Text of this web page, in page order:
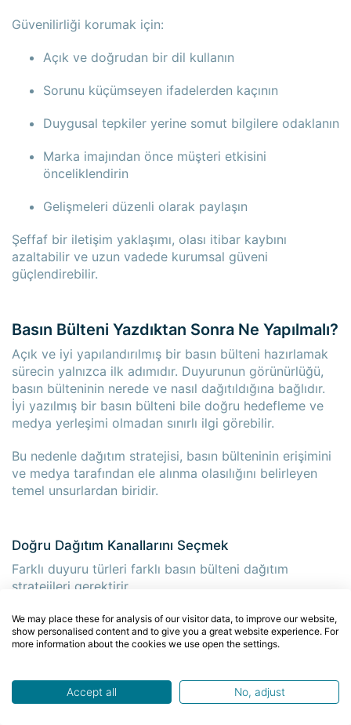
Güvenilirliği korumak için:
Açık ve doğrudan bir dil kullanın
Sorunu küçümseyen ifadelerden kaçının
Duygusal tepkiler yerine somut bilgilere odaklanın
Marka imajından önce müşteri etkisini
önceliklendirin
Gelişmeleri düzenli olarak paylaşın
Şeffaf bir iletişim yaklaşımı, olası itibar kaybını
azaltabilir ve uzun vadede kurumsal güveni
güçlendirebilir.
Basın Bülteni Yazdıktan Sonra Ne Yapılmalı?
Açık ve iyi yapılandırılmış bir basın bülteni hazırlamak
sürecin yalnızca ilk adımıdır. Duyurunun görünürlüğü,
basın bülteninin nerede ve nasıl dağıtıldığına bağlıdır.
İyi yazılmış bir basın bülteni bile doğru hedefleme ve
medya yerleşimi olmadan sınırlı ilgi görebilir.
Bu nedenle dağıtım stratejisi, basın bülteninin erişimini
ve medya tarafından ele alınma olasılığını belirleyen
temel unsurlardan biridir.
Doğru Dağıtım Kanallarını Seçmek
Farklı duyuru türleri farklı basın bülteni dağıtım
stratejileri gerektirir.
Dağıtım planı oluştururken şu kanallar
değerlendirilebilir:
Bölgesel veya ülke bazlı yayınlar
We may place these for analysis of our visitor data, to improve our website,
show personalised content and to give you a great website experience. For
more information about the cookies we use open the settings.
Accept all No, adjust